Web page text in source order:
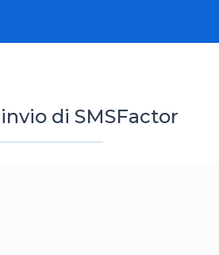
di SMSFactor